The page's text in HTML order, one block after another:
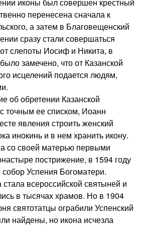
перенесена сначала к
а затем в Благовещенский
сразу стали совершаться
слепоты Иосиф и Никита, в
замечено, что от Казанской
исцелений подается людям,
об обретении Казанской
точным ее списком, Иоанн
явления строить женский
инокинь и в нем хранить икону.
со своей матерью первыми
пострижение, в 1594 году
Успения Богоматери.
всероссийской святыней и
в тысячах храмов. Но в 1904
святотатцы ограбили Успенский
найдены, но икона исчезла